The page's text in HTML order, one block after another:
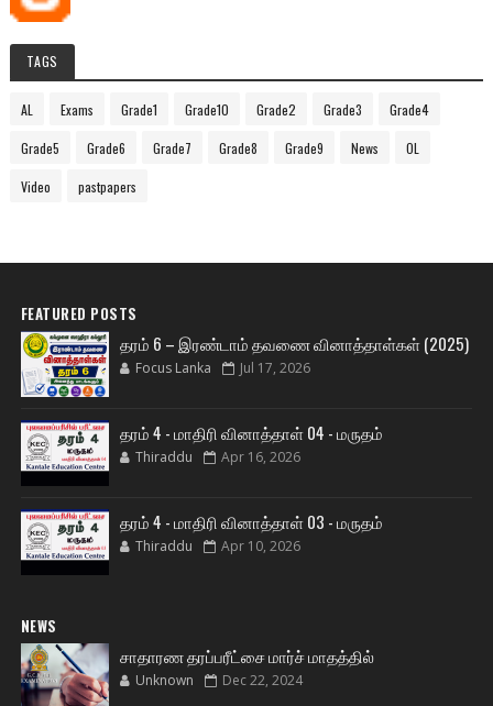
TAGS
AL Exams Grade1 Grade10 Grade2 Grade3 Grade4
Grade5 Grade6 Grade7 Grade8 Grade9 News OL
Video pastpapers
FEATURED POSTS
தரம் 6 – இரண்டாம் தவணை வினாத்தாள்கள் (2025)
Focus Lanka Jul 17, 2026
தரம் 4 - மாதிரி வினாத்தாள் 04 - மருதம்
Thiraddu Apr 16, 2026
தரம் 4 - மாதிரி வினாத்தாள் 03 - மருதம்
Thiraddu Apr 10, 2026
NEWS
சாதாரண தரப்பரீட்சை மார்ச் மாதத்தில்
Unknown Dec 22, 2024